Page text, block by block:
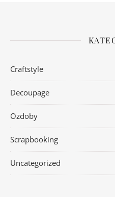
Craftstyle
Decoupage
Ozdoby
Scrapbooking
Uncategorized